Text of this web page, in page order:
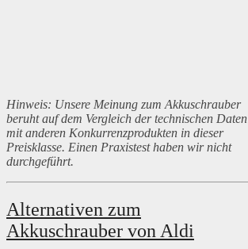
Hinweis: Unsere Meinung zum Akkuschrauber
beruht auf dem Vergleich der technischen Daten
mit anderen Konkurrenzprodukten in dieser
Preisklasse. Einen Praxistest haben wir nicht
durchgeführt.
Alternativen zum
Akkuschrauber von Aldi